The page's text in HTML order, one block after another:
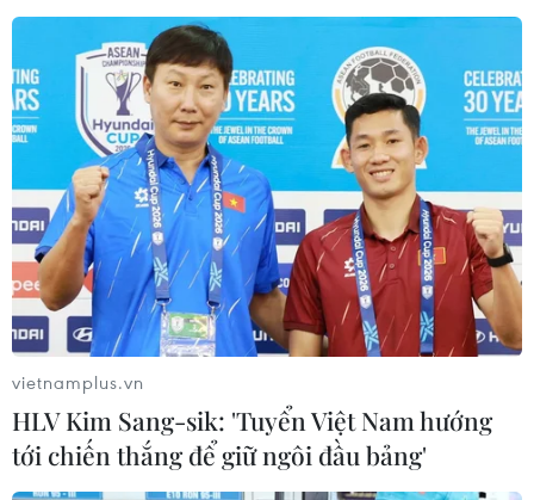
* Đội hình dự kiến:
- Brazil: Victor, Maicon, Maxwell, Thiago Silva,
Henrique, Hernandes, Paulinho, Willian,
Ramires, Bernard, Jo.
- Hà Lan: Vorm, Verhaegh, Kongolo, Veltman,
Martins Indi, Janmaat, Clasie, Lens, Depay,
Wijnaldum, Huntelaar./.
vietnamplus.vn
HLV Kim Sang-sik: 'Tuyển Việt Nam hướng
tới chiến thắng để giữ ngôi đầu bảng'